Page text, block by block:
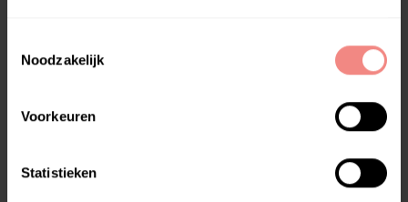
Noodzakelijk
Voorkeuren
Statistieken